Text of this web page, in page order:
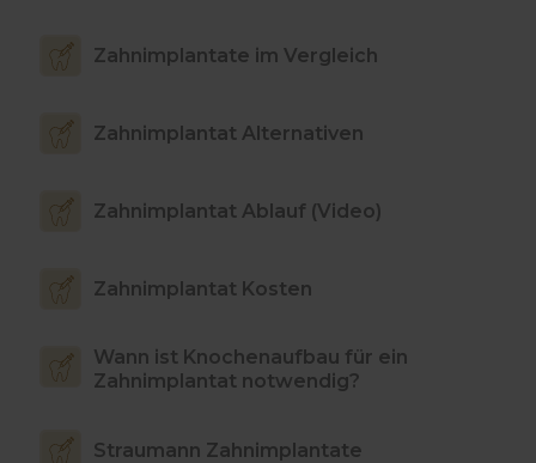
Zahnimplantate im Vergleich
Zahnimplantat Alternativen
Zahnimplantat Ablauf (Video)
Zahnimplantat Kosten
Wann ist Knochenaufbau für ein
Zahnimplantat notwendig?
Straumann Zahnimplantate